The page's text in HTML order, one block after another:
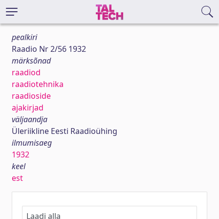
pealkiri
Raadio Nr 2/56 1932
märksõnad
raadiod
raadiotehnika
raadioside
ajakirjad
väljaandja
Üleriikline Eesti Raadioühing
ilmumisaeg
1932
keel
est
Laadi alla